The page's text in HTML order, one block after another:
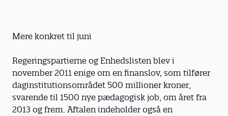
Mere konkret til juni
Regeringspartierne og Enhedslisten blev i
november 2011 enige om en finanslov, som tilfører
daginstitutionsområdet 500 millioner kroner,
svarende til 1500 nye pædagogisk job, om året fra
2013 og frem. Aftalen indeholder også en